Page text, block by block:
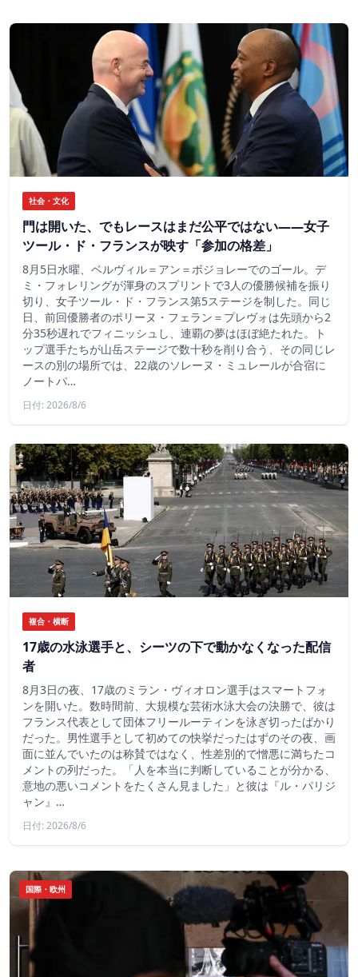
社会・文化
門は開いた、でもレースはまだ公平ではない――女子
ツール・ド・フランスが映す「参加の格差」
8月5日水曜、ベルヴィル＝アン＝ボジョレーでのゴール。デ
ミ・フォレリングが渾身のスプリントで3人の優勝候補を振り
切り、女子ツール・ド・フランス第5ステージを制した。同じ
日、前回優勝者のポリーヌ・フェラン＝プレヴォは先頭から2
分35秒遅れでフィニッシュし、連覇の夢はほぼ絶たれた。ト
ップ選手たちが山岳ステージで数十秒を削り合う、その同じレ
ースの別の場所では、22歳のソレーヌ・ミュレールが合宿に
ノートパ…
日付: 2026/8/6
複合・横断
17歳の水泳選手と、シーツの下で動かなくなった配信
者
8月3日の夜、17歳のミラン・ヴィオロン選手はスマートフォ
ンを開いた。数時間前、大規模な芸術水泳大会の決勝で、彼は
フランス代表として団体フリールーティンを泳ぎ切ったばかり
だった。男性選手として初めての快挙だったはずのその夜、画
面に並んでいたのは称賛ではなく、性差別的で憎悪に満ちたコ
メントの列だった。「人を本当に判断していることが分かる、
意地の悪いコメントをたくさん見ました」と彼は『ル・パリジ
ャン』…
日付: 2026/8/6
国際・欧州